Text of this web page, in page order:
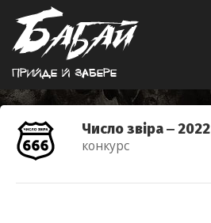
Прийде й забере
Число звіра ‒ 2022
конкурс